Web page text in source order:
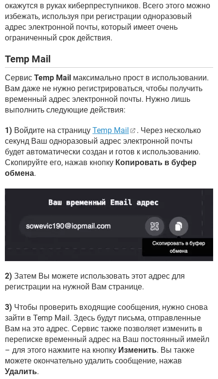
окажутся в руках киберпреступников. Всего этого можно
избежать, используя при регистрации одноразовый
адрес электронной почты, который имеет очень
ограниченный срок действия.
Temp Mail
Сервис Temp Mail максимально прост в использовании.
Вам даже не нужно регистрироваться, чтобы получить
временный адрес электронной почты. Нужно лишь
выполнить следующие действия:
1) Войдите на страницу Temp Mail
. Через несколько
секунд Ваш одноразовый адрес электронной почты
будет автоматически создан и готов к использованию.
Скопируйте его, нажав кнопку Копировать в буфер
обмена.
2) Затем Вы можете использовать этот адрес для
регистрации на нужной Вам странице.
3) Чтобы проверить входящие сообщения, нужно снова
зайти в Temp Mail. Здесь будут письма, отправленные
Вам на это адрес. Сервис также позволяет изменить в
переписке временный адрес на Ваш постоянный имейл
– для этого нажмите на кнопку Изменить. Вы также
можете окончательно удалить сообщение, нажав
Удалить.